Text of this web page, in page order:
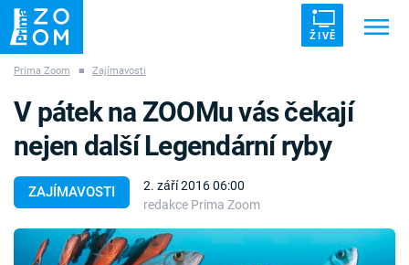
ŽIVĚ
ZÁHADY VETŘELCI DÁVNOVĚKU
Témata
Prima Zoom ■ Zajímavosti
ZAJÍMAVOSTI
2. září 2016 06:00
redakce Prima Zoom
V pátek na ZOOMu vás čekají
nejen další Legendární ryby